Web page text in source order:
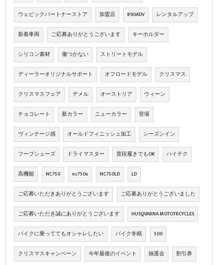
ウェビックパートナーストア 加盟店 890ADV レンタルアップ
新着車両 ご応募ありがとうございます キーホルダー
シリコン素材 傷つかない ストリートモデル
ディーラーオリジナルサポート オフロードモデル クリスマス
クリスマスフェア デメル オーストリア ウィーン
チョコレート 新カラー ニューカラー 登場
ヴィンテージ感 オールドフィニッシュ加工 シーズンイン
フープシューズ ドライマスター 普段履きでもOK ハイテク
高機能 NC750 nc750x NC750LD LD
ご応募いただきありがとうございます ご応募ありがとうございました
ご応募いただき誠にありがとうございます HUSQVARNA MOTOTRCYCLES
バイクに乗っててもオシャレしたい バイク冬眠 500
クリスマスキャンペーン 今年最後のイベント 抽選会 割引券